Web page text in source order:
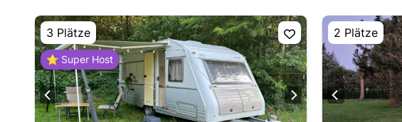
3 Plätze
⭐ Super Host
2 Plätze